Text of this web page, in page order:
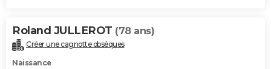
Roland JULLEROT (78 ans)
Créer une cagnotte obsèques
Naissance